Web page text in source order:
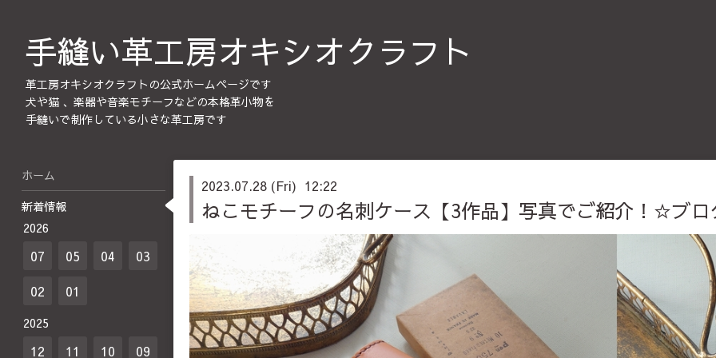
手縫い革工房オキシオクラフト
革工房オキシオクラフトの公式ホームページです
犬や猫 、楽器や音楽モチーフなどの本格革小物を
手縫いで制作している小さな革工房です
2023.07.28 (Fri) 12:22
ねこモチーフの名刺ケース【3作品】写真でご紹介！☆ブロ
ホーム
新着情報
2026
07 05 04
03
02
01
2025
12 11 10 09